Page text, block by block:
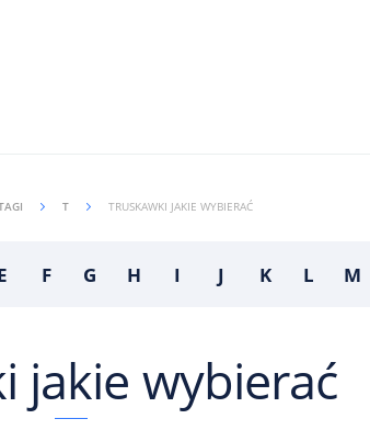
T TRUSKAWKI JAKIE WYBIERAĆ
F G H I J K L M
jakie wybierać